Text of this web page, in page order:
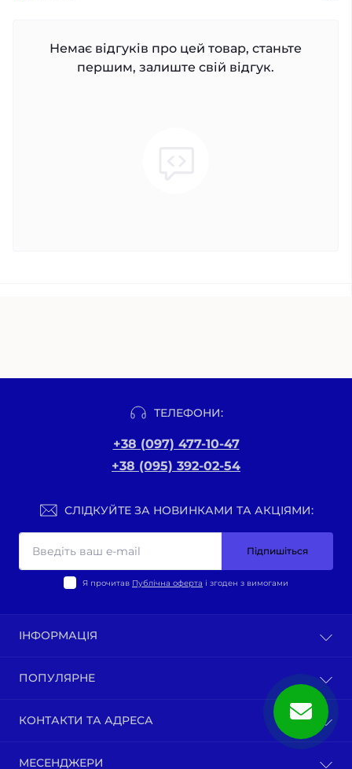
Немає відгуків про цей товар, станьте
першим, залиште свій відгук.
ТЕЛЕФОНИ:
+38 (097) 477-10-47
+38 (095) 392-02-54
СЛІДКУЙТЕ ЗА НОВИНКАМИ ТА АКЦІЯМИ:
Підпишіться
Я прочитав Публічна оферта і згоден з вимогами
ІНФОРМАЦІЯ
Політика конфіденційності
Про нас
Карта сайту
ПОПУЛЯРНЕ
Запчастини по моделям мотоциклів
Бензопили / тримера (мотокоси) та запчастини
КОНТАКТИ ТА АДРЕСА
МЕСЕНДЖЕРИ